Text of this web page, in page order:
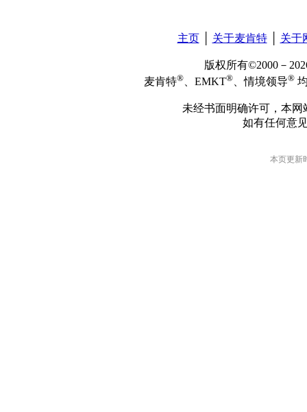
主页│ 关于麦肯特│ 关于
版权所有©2000－
麦肯特® 、EMKT® 、情境领导®
未经书面明确许可，本
如有任何意
本页更新